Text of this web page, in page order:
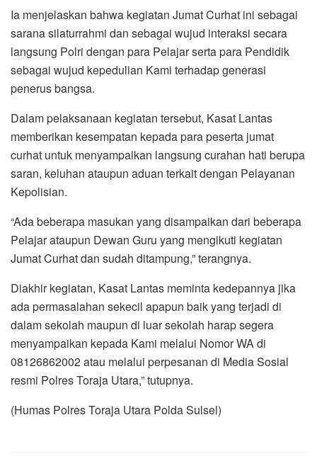
Ia menjelaskan bahwa kegiatan Jumat Curhat ini sebagai
sarana silaturrahmi dan sebagai wujud interaksi secara
langsung Polri dengan para Pelajar serta para Pendidik
sebagai wujud kepedulian Kami terhadap generasi
penerus bangsa.
Dalam pelaksanaan kegiatan tersebut, Kasat Lantas
memberikan kesempatan kepada para peserta jumat
curhat untuk menyampaikan langsung curahan hati berupa
saran, keluhan ataupun aduan terkait dengan Pelayanan
Kepolisian.
“Ada beberapa masukan yang disampaikan dari beberapa
Pelajar ataupun Dewan Guru yang mengikuti kegiatan
Jumat Curhat dan sudah ditampung,” terangnya.
Diakhir kegiatan, Kasat Lantas meminta kedepannya jika
ada permasalahan sekecil apapun baik yang terjadi di
dalam sekolah maupun di luar sekolah harap segera
menyampaikan kepada Kami melalui Nomor WA di
08126862002 atau melalui perpesanan di Media Sosial
resmi Polres Toraja Utara,” tutupnya.
(Humas Polres Toraja Utara Polda Sulsel)